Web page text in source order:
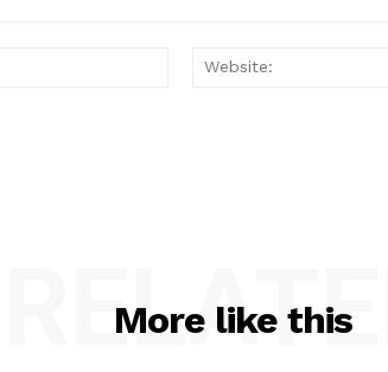
Email:*
More like this
RELATED